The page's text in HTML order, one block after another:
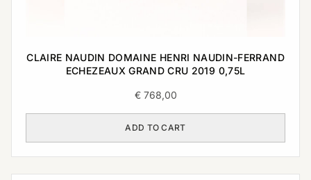
CLAIRE NAUDIN DOMAINE HENRI NAUDIN-FERRAND
ECHEZEAUX GRAND CRU 2019 0,75L
€768,00
ADD TO CART